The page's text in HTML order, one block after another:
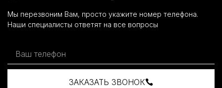
Мы перезвоним Вам, просто укажите номер телефона.
Наши специалисты ответят на все вопросы
ЗАКАЗАТЬ ЗВОНОК